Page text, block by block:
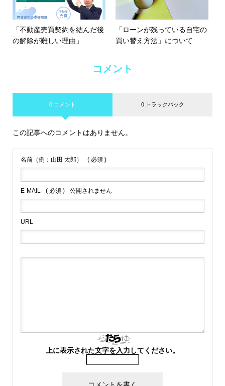
「不動産売買契約を結んだ後
の解除が難しい理由」
「ローンが残っている自宅の
買い替え方法」について
コメント
0 コメント 0 トラックバック
この記事へのコメントはありません。
名前（例：山田 太郎） ( 必須 )
E-MAIL ( 必須 ) - 公開されません -
URL
上に表示された文字を入力してください。